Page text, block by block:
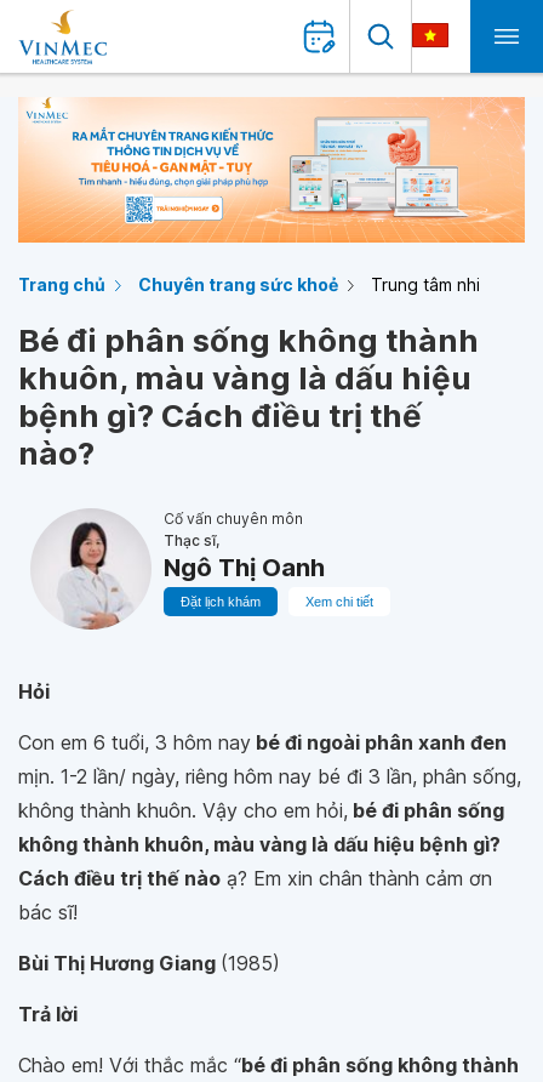
Trang chủ Chuyên trang sức khoẻ Trung tâm nhi
Bé đi phân sống không thành
khuôn, màu vàng là dấu hiệu
bệnh gì? Cách điều trị thế
nào?
Cố vấn chuyên môn
Thạc sĩ,
Ngô Thị Oanh
Đặt lịch khám Xem chi tiết
Hỏi
Con em 6 tuổi, 3 hôm nay bé đi ngoài phân xanh đen
mịn. 1-2 lần/ ngày, riêng hôm nay bé đi 3 lần, phân sống,
không thành khuôn. Vậy cho em hỏi, bé đi phân sống
không thành khuôn, màu vàng là dấu hiệu bệnh gì?
Cách điều trị thế nào ạ? Em xin chân thành cảm ơn
bác sĩ!
Bùi Thị Hương Giang (1985)
Trả lời
Chào em! Với thắc mắc “bé đi phân sống không thành